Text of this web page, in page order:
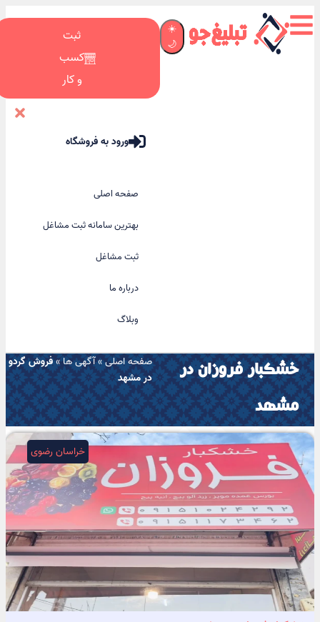
☀️
🌙
ثبت
کسب
و کار
ورود به فروشگاه
صفحه اصلی
بهترین سامانه ثبت مشاغل
ثبت مشاغل
درباره ما
وبلاگ
خشکبار فروزان در
مشهد
صفحه اصلی»آگهی ها»فروش گردو
در مشهد
خراسان رضوی